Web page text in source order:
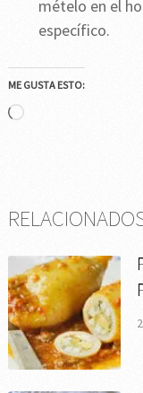
mételo en el
específico.
ME GUSTA ESTO:
Cargando...